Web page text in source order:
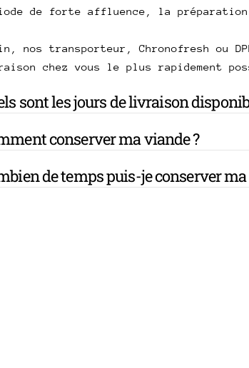
de forte affluence, la
nos transporteur, Chronofresh ou
chez vous le plus rapidement
sont les jours de livraison
conserver ma viande ?
de temps puis-je conserver